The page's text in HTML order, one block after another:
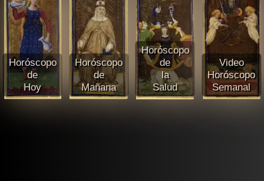
Horóscopo
de
Hoy
Horóscopo
de
Mañana
Horóscopo
de
la
Salud
Video
Horóscopo
Semanal